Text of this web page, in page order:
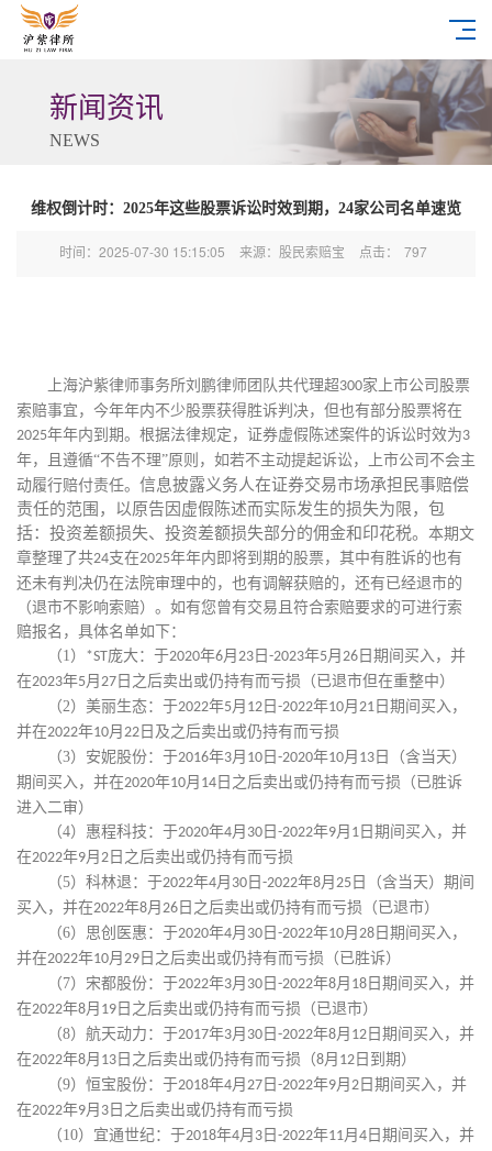
新闻资讯
NEWS
维权倒计时：2025年这些股票诉讼时效到期，24家公司名单速览
时间：2025-07-30 15:15:05 来源：股民索赔宝 点击： 797
上海沪紫律师事务所刘鹏律师团队共代理超300家上市公司股票
索赔事宜，今年年内不少股票获得胜诉判决，但也有部分股票将在
2025年年内到期。 根据法律规定， 证券虚假陈述案件的诉讼时效为3
年，
且 遵循“不告不理”原则， 如若不主动提起诉讼，上市公司不会主
动履行赔付责任。 信息披露义务人在证券交易市场承担民事赔偿
责任的范围，以原告因虚假陈述而实际发生的损失为限， 包
括：投资差额损失、投资差额损失部分的佣金和印花税。 本期文
章整理了共24支在2025年年内即将到期的股票，其中有胜诉的也有
还未有判决仍在法院审理中的，也有调解获赔的，还有已经退市的
（退市不影响索赔）。如有您曾有交易且符合索赔要求的可进行索
赔报名，具体名单如下：
（1） *ST庞大：于2020年6月 23 日 -2023年5月 26 日期间买入，并
在2023年5月 27 日之后卖出或仍持有而亏损（已退市但在重整中）
（2） 美丽生态： 于2022年5月 12 日 -2022年10月 21 日期间买入，
并在2022年10月 22 日及之后卖出或仍持有而亏损
（3） 安妮股份：于2016年3月 10 日 -2020年10月 13 日（含当天）
期间买入，并在2020年10月 14 日之后卖出或仍持有而亏损（已胜诉
进入二审）
（4） 惠程科技：于2020年4月 30 日 -2022年9月 1 日期间买入，并
在2022年9月 2 日之后卖出或仍持有而亏损
（5） 科林退： 于2022年4月 30 日 -2022年8月 25 日（含当天）期间
买入，并在2022年8月 26 日之后卖出或仍持有而亏损 （已退市）
（6） 思创医惠：于2020年4月 30 日 -2022年10月 28 日期间买入，
并在2022年10月 29 日之后卖出或仍持有而亏损（已胜诉）
（7） 宋都股份： 于2022年3月 30 日 -2022年8月 18 日期间买入，并
在2022年8月 19 日之后卖出或仍持有而亏损 （已退市）
（8） 航天动力： 于2017年3月 30 日 -2022年8月 12 日期间买入，并
在2022年8月 13 日之后卖出或仍持有而亏损 （8月 12 日到期）
（9） 恒宝股份： 于2018年4月 27 日 -2022年9月 2 日期间买入，并
在2022年9月 3 日之后卖出或仍持有而亏损
（10） 宜通世纪： 于2018年4月 3 日 -2022年11月 4 日期间买入，并